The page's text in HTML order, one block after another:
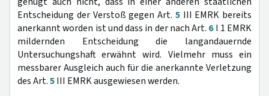
Entscheidung der Verstoß gegen Art. 5III EMRK bereits
anerkannt worden ist und dass in der nach Art. 6I 1 EMRK
mildernden Entscheidung die langandauernde
Untersuchungshaft erwähnt wird. Vielmehr muss ein
messbarer Ausgleich auch für die anerkannte Verletzung
des Art.5III EMRK ausgewiesen werden.